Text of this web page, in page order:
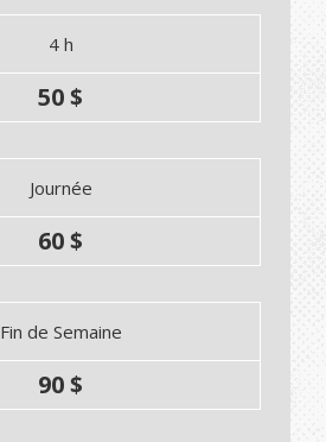
4 h
50 $
Journée
60 $
Fin de Semaine
90 $